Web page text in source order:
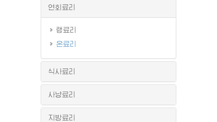
연회료리
랭료리
온료리
식사료리
사냥료리
지방료리